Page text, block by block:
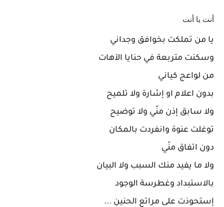
أنت يا أنت
يا من تملكت بخوافق وجداني
وسكنت متربعة في حنايا الآهات
من لواعج كياني
بدون اعلام او إشارة ولا تلميح
ولا سابق إذن منّي ولا توضيح
توغلت عنوة وانفردت بالمكان
دون اتفاق منّي
ولا ما يفيد منك السبب ولا البيان
بالاستبداد وغطرسة الوجود
إستحوذت على مراتع الحنين ...